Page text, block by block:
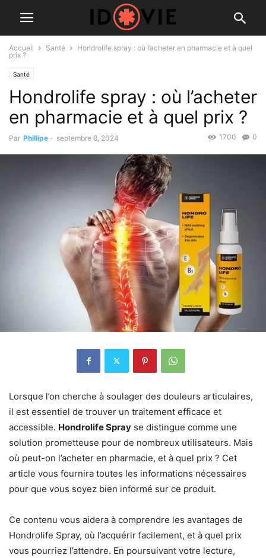
Accueil Santé
Hondrolife spray : où l’acheter en pharmacie et à quel
prix ?
Santé
Hondrolife spray : où l’acheter
en pharmacie et à quel prix ?
Par Phillipe - septembre 8, 2024 0
1700
Lorsque l’on cherche à soulager des douleurs articulaires,
il est essentiel de trouver un traitement efficace et
accessible. Hondrolife Spray se distingue comme une
solution prometteuse pour de nombreux utilisateurs. Mais
où peut-on l’acheter en pharmacie, et à quel prix ? Cet
article vous fournira toutes les informations nécessaires
pour que vous soyez bien informé sur ce produit.
Ce contenu vous aidera à comprendre les avantages de
Hondrolife Spray, où l’acquérir facilement, et à quel prix
vous pourriez l’attendre. En poursuivant votre lecture,